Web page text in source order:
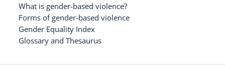
What is gender-based violence?
Forms of gender-based violence
Gender Equality Index
Glossary and Thesaurus